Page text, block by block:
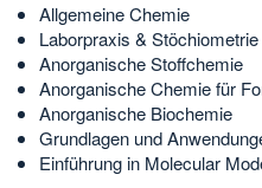
Allgemeine Chemie
Laborpraxis & Stöchiometrie
Anorganische Stoffchemie
Anorganische Chemie für
Anorganische Biochemie
Grundlagen und
Einführung in Molecular